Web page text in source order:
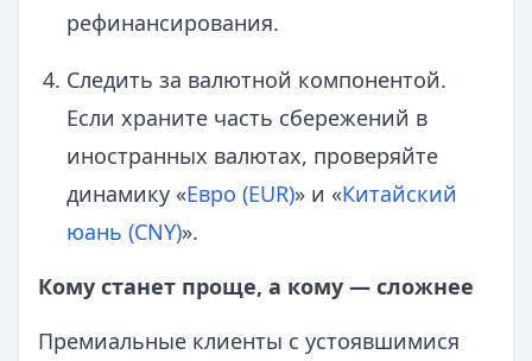
рефинансирования.
Следить за валютной компонентой.
Если храните часть сбережений в
иностранных валютах, проверяйте
динамику «Евро (EUR)» и «Китайский
юань (CNY)».
Кому станет проще, а кому — сложнее
Премиальные клиенты с устоявшимися